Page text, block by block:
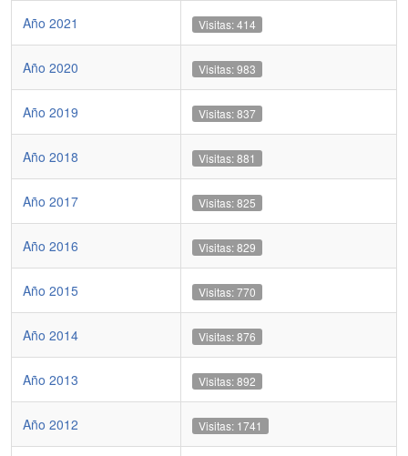
Año 2021 Visitas: 414
Año 2020 Visitas: 983
Año 2019 Visitas: 837
Año 2018 Visitas: 881
Año 2017 Visitas: 825
Año 2016 Visitas: 829
Año 2015 Visitas: 770
Año 2014 Visitas: 876
Año 2013 Visitas: 892
Año 2012 Visitas: 1741